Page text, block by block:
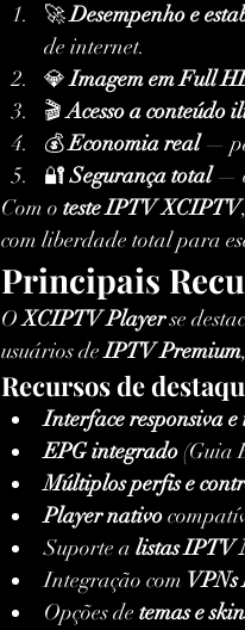
🚀 Desempenho e
de internet.
💎 Imagem em Full
🎬 Acesso a conteúdo
💰 Economia real —
🔐 Segurança total —
Com o teste IPTV XCIPTV
com liberdade total para
Principais
O XCIPTV Player se
usuários de IPTV Premium
Recursos de
Interface responsiva
EPG integrado (Guia
Múltiplos perfis e
Player nativo
Suporte a listas IPTV
Integração com VPNs
Opções de temas e